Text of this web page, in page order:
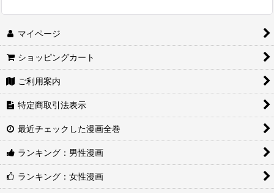
マイページ
ショッピングカート
ご利用案内
特定商取引法表示
最近チェックした漫画全巻
ランキング：男性漫画
ランキング：女性漫画